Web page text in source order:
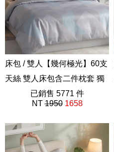
床包 / 雙人【幾何極光】60支
天絲 雙人床包含二件枕套 獨
家設計 FORME
202605新品
已銷售 5771 件
NT1950 1658